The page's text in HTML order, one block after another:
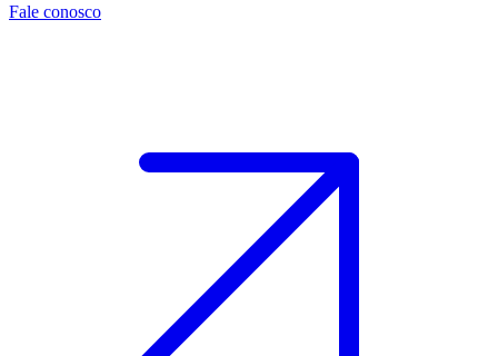
Fale conosco